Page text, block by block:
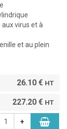
virus et à
et au plein
26.10 € HT
227.20 € HT
+